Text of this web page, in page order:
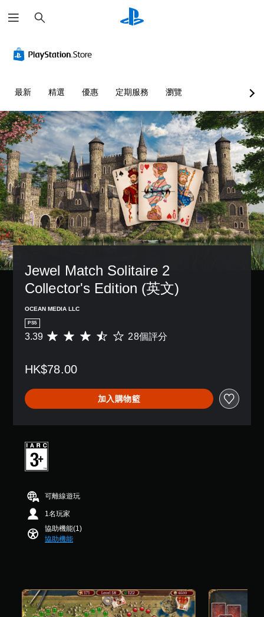
尋
最新 精選 優惠 定期服務 瀏覽
Jewel Match Solitaire 2
Collector's Edition (英文)
OCEAN MEDIA LLC
PS5
平
分
3
.
星
（
滿
顆
星
）
，
共
分
3.39 28個評分
HK$78.00
加入購物籃
可離線遊玩
1名玩家
協助機能(1)
協助機能
整
桿
靈
敏
度
（
基
本
）
系
統
提
供
一
操
作
桿
敏
的
選